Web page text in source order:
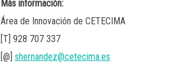
Más información:
Área de Innovación de CETECIMA
[T] 928 707 337
[@] shernandez@cetecima.es